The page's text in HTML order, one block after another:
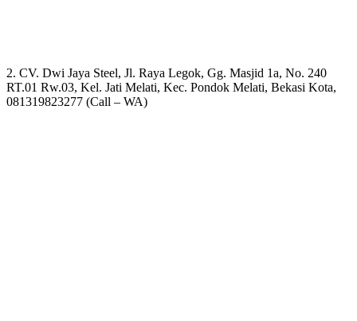
2. CV. Dwi Jaya Steel, Jl. Raya Legok, Gg. Masjid 1a, No. 240
RT.01 Rw.03, Kel. Jati Melati, Kec. Pondok Melati, Bekasi Kota,
081319823277 (Call – WA)